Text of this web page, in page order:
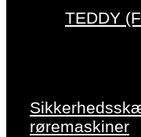
TEDDY
røremaskiner